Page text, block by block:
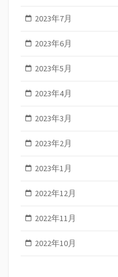
2023年7月
2023年6月
2023年5月
2023年4月
2023年3月
2023年2月
2023年1月
2022年12月
2022年11月
2022年10月